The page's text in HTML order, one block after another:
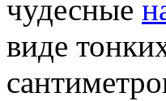
чудесные
виде